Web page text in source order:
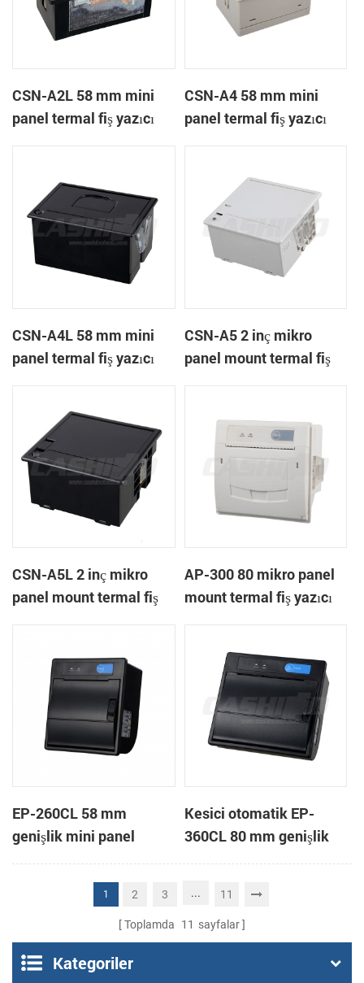
CSN-A2L 58 mm mini
panel termal fiş yazıcı
CSN-A4 58 mm mini
panel termal fiş yazıcı
CSN-A4L 58 mm mini
panel termal fiş yazıcı
CSN-A5 2 inç mikro
panel mount termal fiş
CSN-A5L 2 inç mikro
panel mount termal fiş
AP-300 80 mikro panel
mount termal fiş yazıcı
EP-260CL 58 mm
genişlik mini panel
otomatik kesici termal
yazıcı bağlama
Kesici otomatik EP-
360CL 80 mm genişlik
mini paneli termal yazıcı
1 2 3 ... 11
Toplamda 11 sayfalar
Kategoriler